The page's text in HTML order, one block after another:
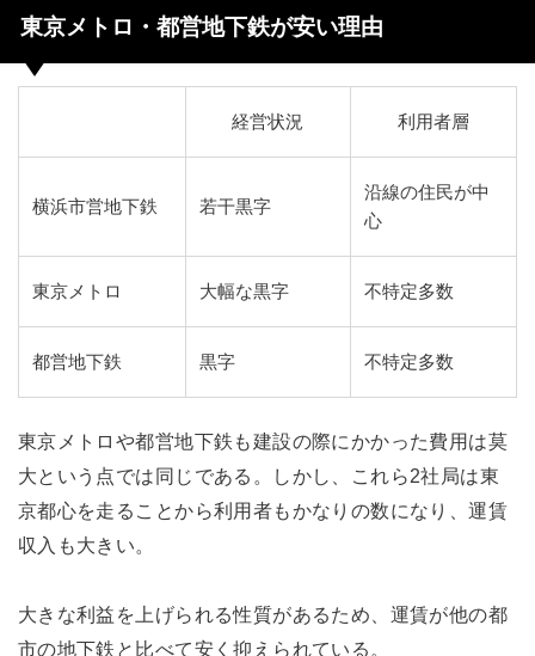
東京メトロ・都営地下鉄が安い理由
経営状況 利用者層
横浜市営地下鉄 若干黒字
沿線の住民が中
心
東京メトロ 大幅な黒字 不特定多数
都営地下鉄 黒字 不特定多数
東京メトロや都営地下鉄も建設の際にかかった費用は莫
大という点では同じである。しかし、これら2社局は東
京都心を走ることから利用者もかなりの数になり、運賃
収入も大きい。
大きな利益を上げられる性質があるため、運賃が他の都
市の地下鉄と比べて安く抑えられている。